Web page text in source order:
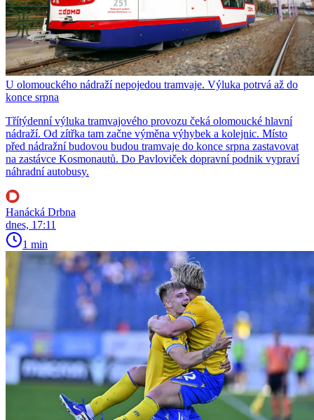
U olomouckého nádraží nepojedou tramvaje. Výluka potrvá až do
konce srpna
Třítýdenní výluka tramvajového provozu čeká olomoucké hlavní
nádraží. Od zítřka tam začne výměna výhybek a kolejnic. Místo
před nádražní budovou budou tramvaje do konce srpna zastavovat
na zastávce Kosmonautů. Do Pavloviček dopravní podnik vypraví
náhradní autobusy.
Hanácká Drbna
dnes, 17:11
1 min